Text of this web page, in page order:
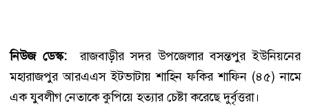
নিউজ ডেস্ক:
রাজবাড়ীর সদর উপজেলার বসন্তপুর ইউনিয়নের
মহারাজপুর আরএএস ইটভাটায় শাহিন ফকির শাফিন (৪৫) নামে
এক যুবলীগ নেতাকে কুপিয়ে হত্যার চেষ্টা করেছে দুর্বৃত্তরা।